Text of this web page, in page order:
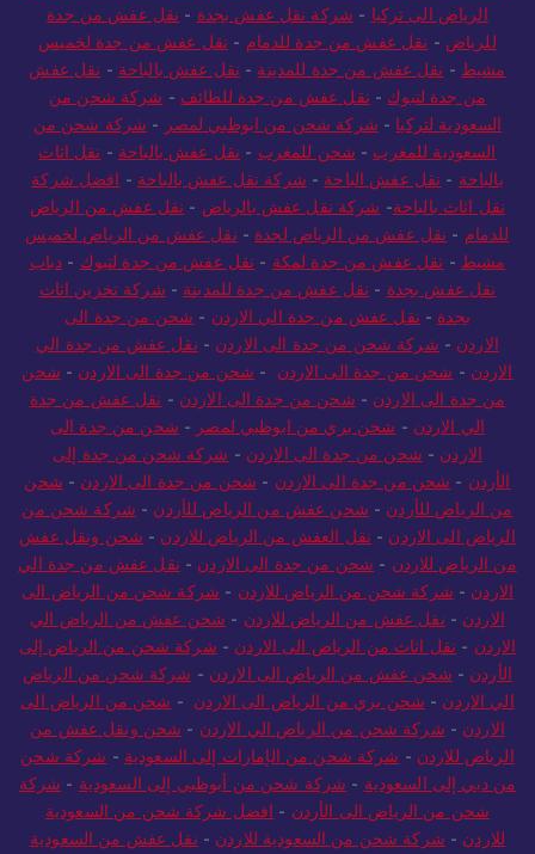
الرياض الى تركيا - شركة نقل عفش بجدة - نقل عفش من جدة
للرياض - نقل عفش من جدة للدمام - نقل عفش من جدة لخميس
مشيط - نقل عفش من جدة للمدينة - نقل عفش بالباحة - نقل عفش
من جدة لتبوك - نقل عفش من جدة للطائف - شركة شحن من
السعودية لتركيا - شركة شحن من ابوظبي لمصر - شركة شحن من
السعودية للمغرب - شحن للمغرب - نقل عفش بالباحة - نقل اثاث
بالباحة - نقل عفش الباحة - شركة نقل عفش بالباحة - افضل شركة
نقل اثاث بالباحة- شركة نقل عفش بالرياض - نقل عفش من الرياض
للدمام - نقل عفش من الرياض لجدة - نقل عفش من الرياض لخميس
مشيط - نقل عفش من جدة لمكة - نقل عفش من جدة لتبوك - دباب
نقل عفش بجدة - نقل عفش من جدة للمدينة - شركة تخزين اثاث
بجدة - نقل عفش من جدة الي الاردن - شحن من جدة الى
الاردن - شركة شحن من جدة الى الاردن - نقل عفش من جدة الي
الاردن - شحن من جدة الى الاردن - شحن من جدة الى الاردن - شحن
من جدة الى الاردن - شحن من جدة الى الاردن - نقل عفش من جدة
الي الاردن - شحن بري من ابوظبي لمصر - شحن من جدة الى
الاردن - شحن من جدة الى الاردن - شركة شحن من جدة إلى
الأردن - شحن من جدة الى الاردن - شحن من جدة الى الاردن - شحن
من الرياض للأردن - شحن عفش من الرياض للأردن - شركة شحن من
الرياض الى الاردن - نقل العفش من الرياض للاردن - شحن ونقل عفش
من الرياض للاردن - شحن من جدة الى الاردن - نقل عفش من جدة الي
الاردن - شركة شحن من الرياض للاردن - شركة شحن من الرياض الى
الاردن - نقل عفش من الرياض للاردن - شحن عفش من الرياض الي
الاردن - نقل اثاث من الرياض الى الاردن - شركة شحن من الرياض إلى
الأردن - شحن عفش من الرياض الى الاردن - شركة شحن من الرياض
الي الاردن - شحن بري من الرياض الى الاردن - شحن من الرياض الى
الاردن - شركة شحن من الرياض الي الاردن - شحن ونقل عفش من
الرياض للاردن - شركة شحن من الإمارات إلى السعودية - شركة شحن
من دبي إلى السعودية - شركة شحن من أبوظبي إلى السعودية - شركة
شحن من الرياض الى الأردن - افضل شركة شحن من السعودية
للاردن - شركة شحن من السعودية للاردن - نقل عفش من السعودية